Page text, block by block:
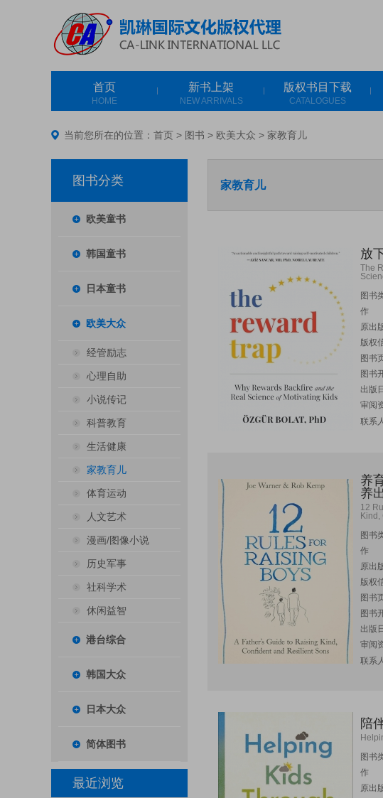
首页
HOME
新书上架
NEW ARRIVALS
版权书目下载
CATALOGUES
当前您所在的位置： 首页 > 图书 > 欧美大众 > 家教育儿
图书分类
欧美童书
韩国童书
日本童书
欧美大众
经管励志
心理自助
小说传记
科普教育
生活健康
家教育儿
体育运动
人文艺术
漫画/图像小说
历史军事
社科学术
休闲益智
港台综合
韩国大众
日本大众
简体图书
最近浏览
家教育儿
放
The
图书
作
原出
版权
图书
图书
出版
审阅
联系
养
养
12
图书
作
原出
版权
图书
图书
出版
审阅
联系
陪
图书
作
原出